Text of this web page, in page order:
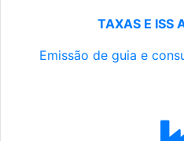
TAXAS E ISS
Emissão de guia e